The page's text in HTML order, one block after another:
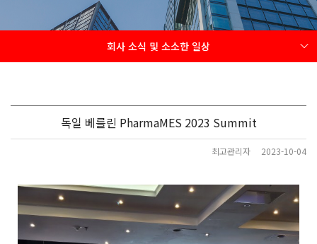
회사 소식 및 소소한 일상
독일 베를린 PharmaMES 2023 Summit
최고관리자 2023-10-04